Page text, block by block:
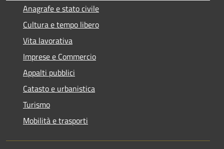
Anagrafe e stato civile
Cultura e tempo libero
Vita lavorativa
Imprese e Commercio
Appalti pubblici
Catasto e urbanistica
Turismo
Mobilità e trasporti